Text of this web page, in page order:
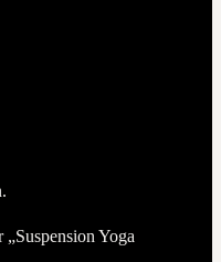
Yoga